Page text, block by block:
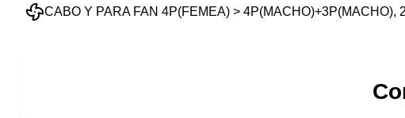
CABO Y PARA FAN 4P(FEMEA) > 4P(MACHO)+3P(MACHO),